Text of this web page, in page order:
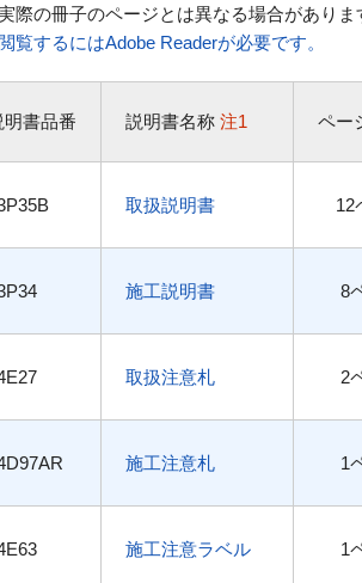
際の冊子のページとは異なる場合がありま
閲覧するにはAdobe Readerが必要です。
明書品番 説明書名称 注1 ペー
取扱説明書 12
施工説明書 8
取扱注意札 2
施工注意札 1
施工注意ラベル 1